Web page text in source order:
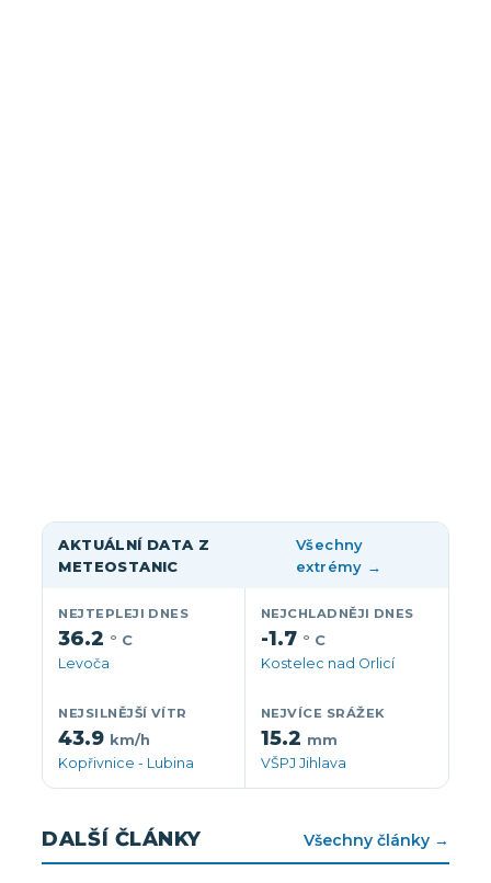
AKTUÁLNÍ DATA Z
METEOSTANIC
Všechny
extrémy →
NEJTEPLEJI DNES
36.2 ° C
Levoča
NEJCHLADNĚJI DNES
-1.7 ° C
Kostelec nad Orlicí
NEJSILNĚJŠÍ VÍTR
43.9 km/h
Kopřivnice - Lubina
NEJVÍCE SRÁŽEK
15.2 mm
VŠPJ Jihlava
DALŠÍ ČLÁNKY Všechny články →